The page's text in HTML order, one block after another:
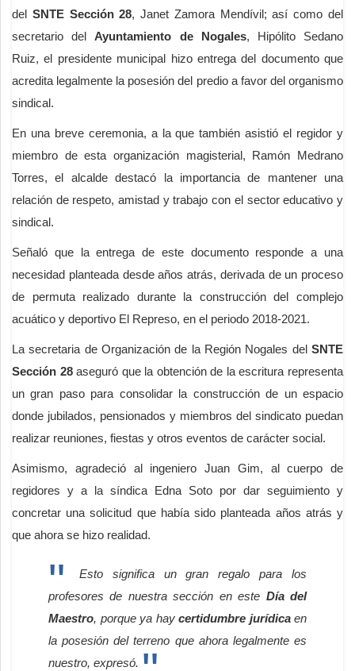
del SNTE Sección 28, Janet Zamora Mendívil; así como del
secretario delAyuntamiento de Nogales, Hipólito Sedano
Ruiz, el presidente municipal hizo entrega del documento que
acredita legalmente la posesión del predio a favor del organismo
sindical.
En una breve ceremonia, a la que también asistió el regidor y
miembro de esta organización magisterial, Ramón Medrano
Torres, el alcalde destacó la importancia de mantener una
relación de respeto, amistad y trabajo con el sector educativo y
sindical.
Señaló que la entrega de este documento responde a una
necesidad planteada desde años atrás, derivada de un proceso
de permuta realizado durante la construcción del complejo
acuático y deportivo El Represo, en el periodo 2018-2021.
La secretaria de Organización de la Región Nogales delSNTE
Sección 28aseguró que la obtención de la escritura representa
un gran paso para consolidar la construcción de un espacio
donde jubilados, pensionados y miembros del sindicato puedan
realizar reuniones, fiestas y otros eventos de carácter social.
Asimismo, agradeció al ingeniero Juan Gim, al cuerpo de
regidores y a la síndica Edna Soto por dar seguimiento y
concretar una solicitud que había sido planteada años atrás y
que ahora se hizo realidad.
Esto significa un gran regalo para los
profesores de nuestra sección en este Día del
Maestro, porque ya haycertidumbre jurídicaen
la posesión del terreno que ahora legalmente es
nuestro, expresó.